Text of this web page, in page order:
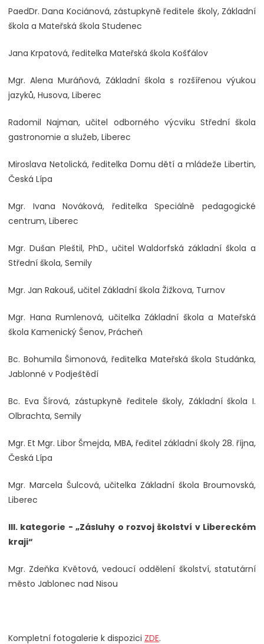
PaedDr. Dana Kociánová, zástupkyně ředitele školy, Základní
škola a Mateřská škola Studenec
Jana Krpatová, ředitelka Mateřská škola Košťálov
Mgr. Alena Muráňová, Základní škola s rozšířenou výukou
jazyků, Husova, Liberec
Radomil Najman, učitel odborného výcviku Střední škola
gastronomie a služeb, Liberec
Miroslava Netolická, ředitelka Domu dětí a mládeže Libertin,
Česká Lípa
Mgr. Ivana Nováková, ředitelka Speciálně pedagogické
centrum, Liberec
Mgr. Dušan Pleštil, PhD., učitel Waldorfská základní škola a
Střední škola, Semily
Mgr. Jan Rakouš, učitel Základní škola Žižkova, Turnov
Mgr. Hana Rumlenová, učitelka Základní škola a Mateřská
škola Kamenický Šenov, Prácheň
Bc. Bohumila Šimonová, ředitelka Mateřská škola Studánka,
Jablonné v Podještědí
Bc. Eva Šírová, zástupkyně ředitele školy, Základní škola I.
Olbrachta, Semily
Mgr. Et Mgr. Libor Šmejda, MBA, ředitel základní školy 28. října,
Česká Lípa
Mgr. Marcela Šulcová, učitelka Základní škola Broumovská,
Liberec
III. kategorie - „Zásluhy o rozvoj školství v Libereckém
kraji“
Mgr. Zdeňka Květová, vedoucí oddělení školství, statutární
město Jablonec nad Nisou
Kompletní fotogalerie k dispozici ZDE.